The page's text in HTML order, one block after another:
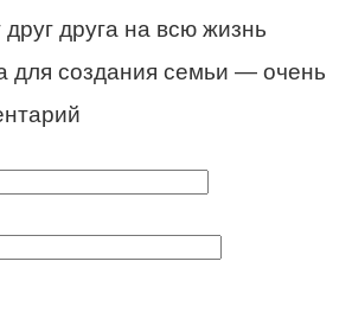
друга на всю жизнь
для создания семьи — очень